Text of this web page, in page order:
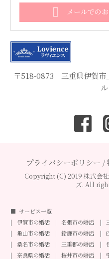
〒518-0873 三重県伊賀
メールでの
プライバシーポリシー /
Copyright (C) 2019 株式会
ズ. All
サービス一覧
伊賀市の婚活
名張市の婚活
亀山市の婚活
鈴鹿市の婚活
桑名市の婚活
三重郡の婚活
奈良県の婚活
桜井市の婚活